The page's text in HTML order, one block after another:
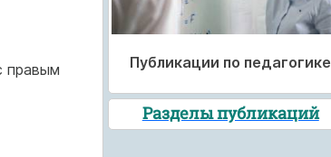
правым
Публикации по педагогике
Разделы публикаций